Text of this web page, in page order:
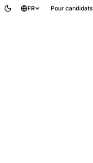
FR
Pour candidats